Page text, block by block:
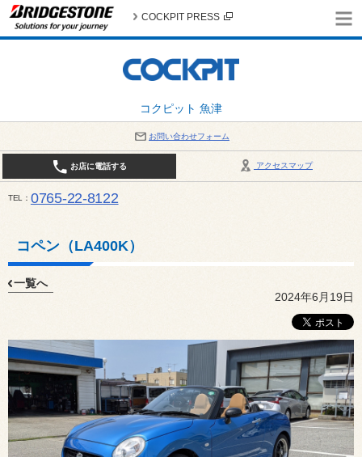
コクピット 魚津
COCKPIT PRESS
お問い合わせフォーム
アクセスマップ
お店に電話する
TEL 0765-22-8122
コペン（LA400K）
一覧へ
2024年6月19日